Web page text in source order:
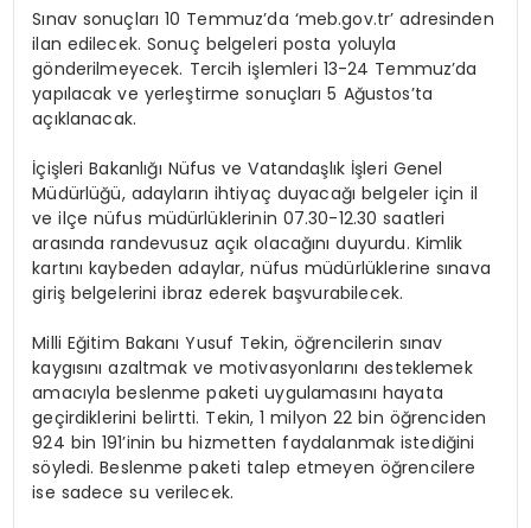
Sınav sonuçları 10 Temmuz’da ‘meb.gov.tr’ adresinden
ilan edilecek. Sonuç belgeleri posta yoluyla
gönderilmeyecek. Tercih işlemleri 13-24 Temmuz’da
yapılacak ve yerleştirme sonuçları 5 Ağustos’ta
açıklanacak.
İçişleri Bakanlığı Nüfus ve Vatandaşlık İşleri Genel
Müdürlüğü, adayların ihtiyaç duyacağı belgeler için il
ve ilçe nüfus müdürlüklerinin 07.30-12.30 saatleri
arasında randevusuz açık olacağını duyurdu. Kimlik
kartını kaybeden adaylar, nüfus müdürlüklerine sınava
giriş belgelerini ibraz ederek başvurabilecek.
Milli Eğitim Bakanı Yusuf Tekin, öğrencilerin sınav
kaygısını azaltmak ve motivasyonlarını desteklemek
amacıyla beslenme paketi uygulamasını hayata
geçirdiklerini belirtti. Tekin, 1 milyon 22 bin öğrenciden
924 bin 191’inin bu hizmetten faydalanmak istediğini
söyledi. Beslenme paketi talep etmeyen öğrencilere
ise sadece su verilecek.